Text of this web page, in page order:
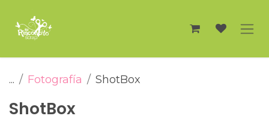
... Fotografía ShotBox
ShotBox